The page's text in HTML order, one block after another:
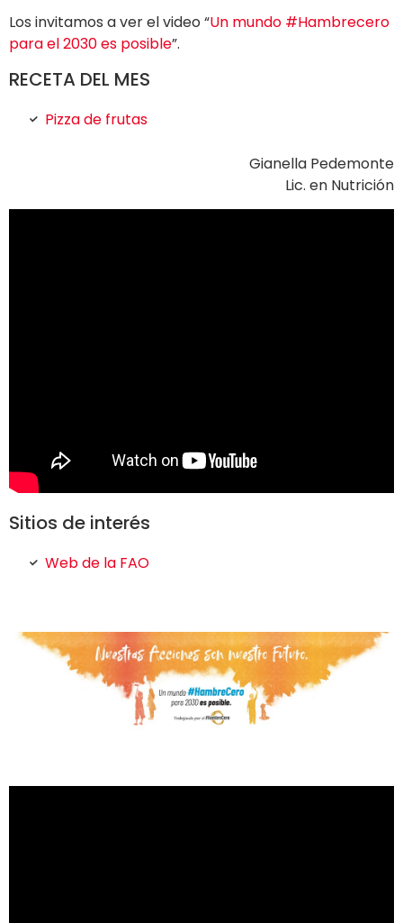
Los invitamos a ver el video “Un mundo #Hambrecero
para el 2030 es posible”.
RECETA DEL MES
Pizza de frutas
Gianella Pedemonte
Lic. en Nutrición
Sitios de interés
Web de la FAO